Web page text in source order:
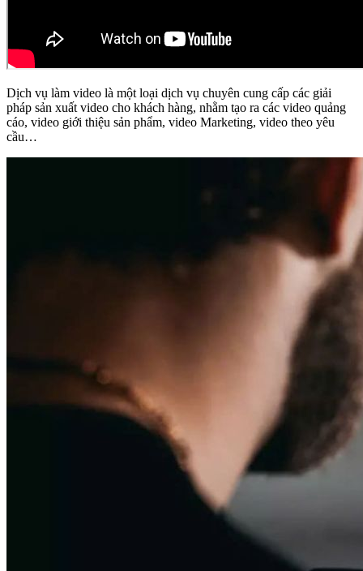
Dịch vụ làm video là một loại dịch vụ chuyên cung cấp các giải
pháp sản xuất video cho khách hàng, nhằm tạo ra các video quảng
cáo, video giới thiệu sản phẩm, video Marketing, video theo yêu
cầu…